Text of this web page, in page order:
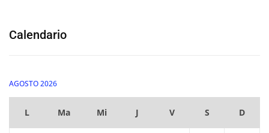
Calendario
AGOSTO 2026
L Ma Mi J V S D